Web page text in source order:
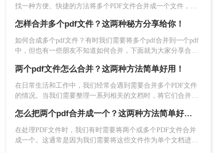
3、在下方菜单栏里设置命名合并后的文件名称，设
置好之后点击“开始转换”，等待软件完成合并操
找一种方便、快捷的方法将多个PDF文件合并成一个文件，以
法，可以让你轻松完成PDF文件的合并。
怎样合并多个pdf文件？这两种秘方分享给你！
如何合成多个pdf文件？有时我们需要将多个pdf合并到一个pdf
中，但也有一些朋友不知道如何合并，下面就为大家分享合并
的朋友可以一起来了解下哦。
两个pdf文件怎么合并？这两种方法简单好用！
在日常生活和工作中，我们经常会遇到需要合并多个PDF文件
的情况。当我们需要整理一系列相关的文档时，将它们合并为
件，不仅减少了文件数量，还能够降低文件的总体大小，方便
传输和存储。今天针对文件合并的问题，下面分享二个两个pdf
文件怎么合并方法。
怎么把两个pdf合并成一个？这两种方法简单好用！
在处理PDF文件时，我们有时需要将两个或多个PDF文件合并
成一个。这通常是因为我们需要将这些文件作为单个文档进行